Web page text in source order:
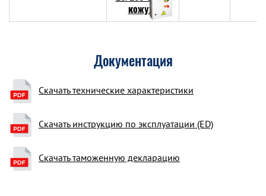
Документация
Скачать технические характеристики
Скачать инструкцию по эксплуатации (ED)
Скачать таможенную декларацию